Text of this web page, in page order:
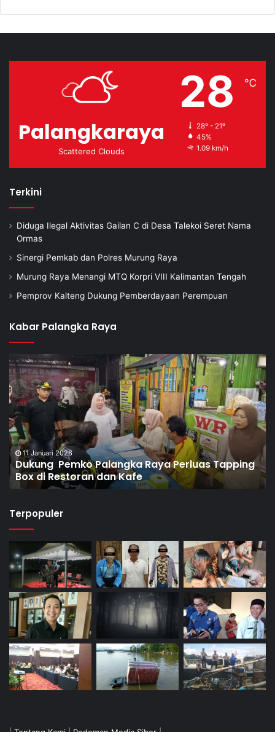
Palangkaraya
Scattered Clouds
28 ℃
28º - 21º
45%
1.09 km/h
Terkini
Diduga Ilegal Aktivitas Gailan C di Desa Talekoi Seret Nama
Ormas
Sinergi Pemkab dan Polres Murung Raya
Murung Raya Menangi MTQ Korpri VIII Kalimantan Tengah
Pemprov Kalteng Dukung Pemberdayaan Perempuan
Kabar Palangka Raya
11 Januari 2026
Dukung Pemko Palangka Raya Perluas Tapping
Box di Restoran dan Kafe
Terpopuler